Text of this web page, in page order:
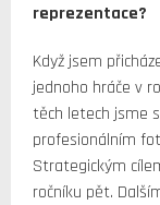
reprezentace?
Když jsem
jednoho hráče v
těch letech jsme
profesionálním
Strategickým
ročníku pět.